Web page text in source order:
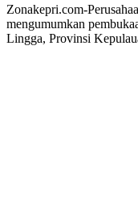
Zonakepri.com-
mengumumkan
Lingga, Provinsi